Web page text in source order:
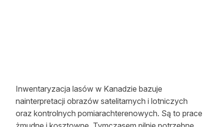
Inwentaryzacja lasów w Kanadzie bazuje
nainterpretacji obrazów satelitarnych i lotniczych
oraz kontrolnych pomiarachterenowych. Są to prace